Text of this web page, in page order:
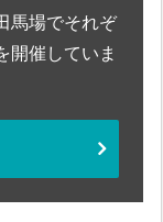
馬場でそれぞ
開催していま